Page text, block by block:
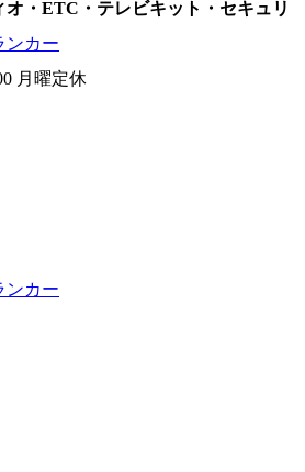
オ・ETC・テレビキット・セキュリ
ンカー
月曜定休
ンカー